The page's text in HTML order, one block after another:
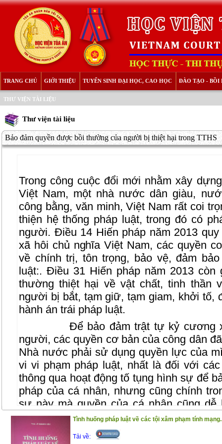
TRANG CHỦ GIỚI THIỆU TUYỂN SINH ĐẠI HỌC, CAO HỌC ĐÀO TẠO - BỒI
THƯ VIỆN TÀI LIỆU
Thư viện tài liệu
Bảo đảm quyền được bồi thường của người bị thiệt hại trong TTHS
Trong công cuộc đổi mới nhằm xây
Việt Nam, một nhà nước dân giàu,
công bằng, văn minh, Việt Nam rất coi
thiện hệ thống pháp luật, trong đó có
người. Điều 14 Hiến pháp năm 2013
xã hôi chủ nghĩa Việt Nam, các quyền
về chính trị, tôn trọng, bảo vệ, đảm
luật:. Điều 31 Hiến pháp năm 2013
thường thiệt hại về vật chất, tinh thần
người bị bắt, tạm giữ, tạm giam, khởi tố,
hành án trái pháp luật.
Để bảo đảm trật tự kỷ cương
người, các quyền cơ bản của công dân
Nhà nước phải sử dụng quyền lực của
vi vi phạm pháp luật, nhất là đối với
thông qua hoạt động tố tụng hình sự để
pháp của cá nhân, nhưng cũng chính
sự này mà quyền của cá nhân cũng dễ
hoạt đọng tố tụng hình sự, cơ quan tiến
vụ án hình sự mà ở đó số phận pháp lý
Tình huống pháp luật về các tội xâm phạm tính
Tải về: